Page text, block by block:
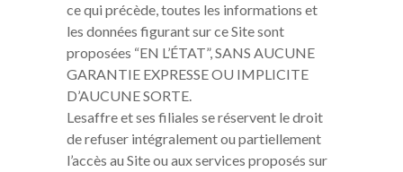
ce qui précède, toutes les informations et
les données figurant sur ce Site sont
proposées “EN L’ÉTAT”, SANS AUCUNE
GARANTIE EXPRESSE OU IMPLICITE
D’AUCUNE SORTE.
Lesaffre et ses filiales se réservent le droit
de refuser intégralement ou partiellement
l’accès au Site ou aux services proposés sur